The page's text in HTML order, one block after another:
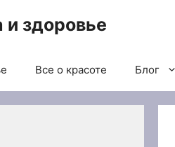
и здоровье
Все о красоте Блог